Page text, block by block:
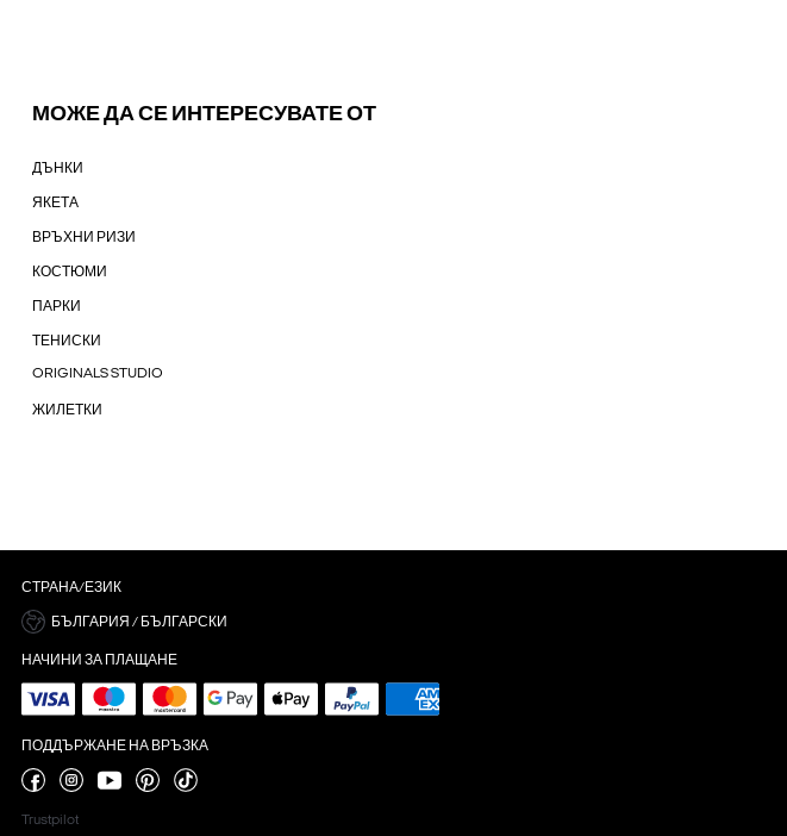
МОЖЕ ДА СЕ ИНТЕРЕСУВАТЕ ОТ
ДЪНКИ
ЯКЕТА
ВРЪХНИ РИЗИ
КОСТЮМИ
ПАРКИ
ТЕНИСКИ
ORIGINALS STUDIO
ЖИЛЕТКИ
СТРАНА/ЕЗИК
БЪЛГАРИЯ / БЪЛГАРСКИ
НАЧИНИ ЗА ПЛАЩАНЕ
ПОДДЪРЖАНЕ НА ВРЪЗКА
Trustpilot